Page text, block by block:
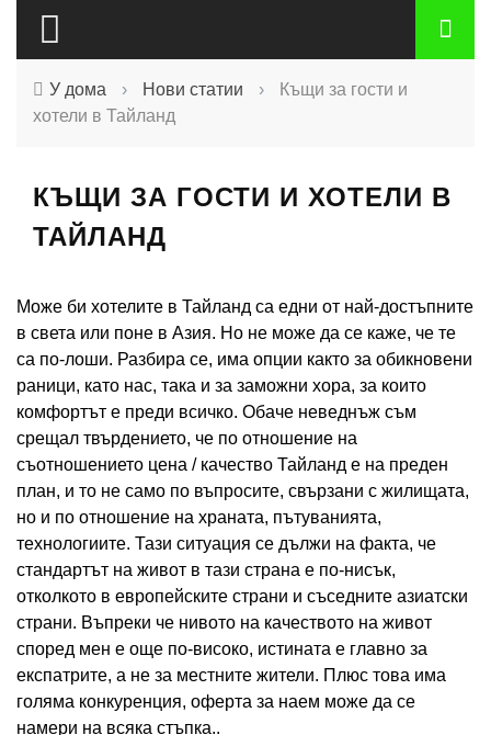
У дома › Нови статии ›
Къщи за гости и
хотели в Тайланд
КЪЩИ ЗА ГОСТИ И ХОТЕЛИ В
ТАЙЛАНД
Може би хотелите в Тайланд са едни от най-достъпните
в света или поне в Азия. Но не може да се каже, че те
са по-лоши. Разбира се, има опции както за обикновени
раници, като нас, така и за заможни хора, за които
комфортът е преди всичко. Обаче неведнъж съм
срещал твърдението, че по отношение на
съотношението цена / качество Тайланд е на преден
план, и то не само по въпросите, свързани с жилищата,
но и по отношение на храната, пътуванията,
технологиите. Тази ситуация се дължи на факта, че
стандартът на живот в тази страна е по-нисък,
отколкото в европейските страни и съседните азиатски
страни. Въпреки че нивото на качеството на живот
според мен е още по-високо, истината е главно за
експатрите, а не за местните жители. Плюс това има
голяма конкуренция, оферта за наем може да се
намери на всяка стъпка..